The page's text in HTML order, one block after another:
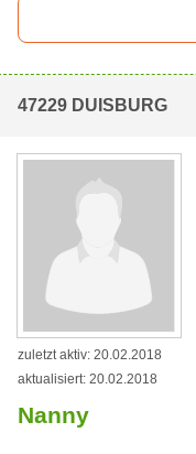
47229 DUISBURG
zuletzt aktiv: 20.02.2018
aktualisiert: 20.02.2018
Nanny